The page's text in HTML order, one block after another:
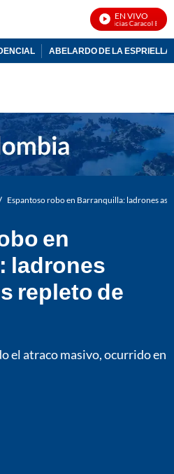
EN VIVO
Noticias Caracol En
ABELARDO DE LA ESPRIELLA
Espantoso robo en Barranquilla: ladrones
en
ladrones
repleto de
el atraco masivo, ocurrido en